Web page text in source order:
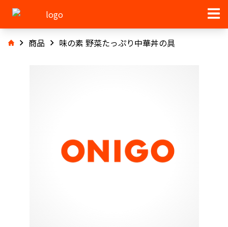
商品 味の素 野菜たっぷり中華丼の具